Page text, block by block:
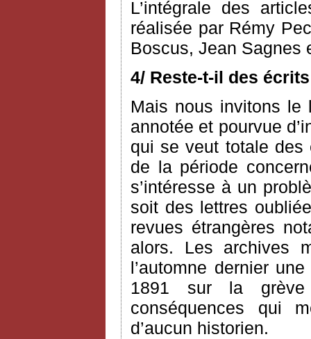
L’intégrale des
réalisée par Rémy
Boscus, Jean Sagnes
4/ Reste-t-il des
Mais nous invitons le
annotée et pourvue
qui se veut totale des
de la période
s’intéresse à un
soit des lettres
revues étrangères
alors. Les archives
l’automne dernier
1891 sur la
conséquences qui
d’aucun historien.